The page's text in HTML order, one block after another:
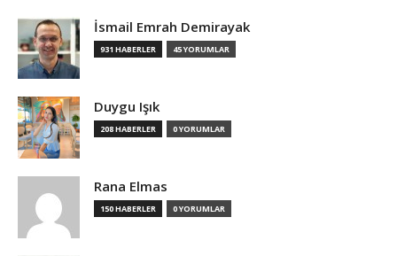
İsmail Emrah Demirayak
931 HABERLER 45 YORUMLAR
Duygu Işık
208 HABERLER 0 YORUMLAR
Rana Elmas
150 HABERLER 0 YORUMLAR